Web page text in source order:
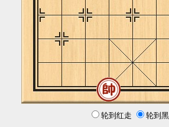
轮到红走 轮到